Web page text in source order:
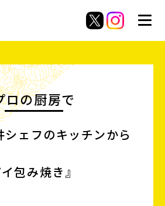
ロの厨房で
ェフのキッチンから
包み焼き』